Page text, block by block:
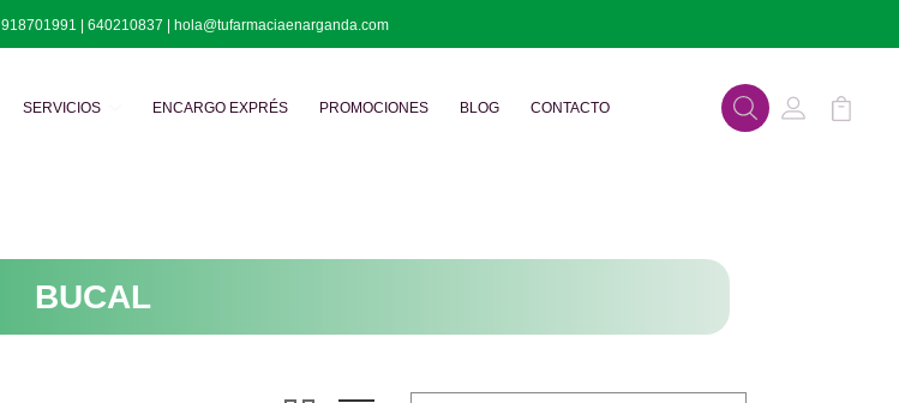
918701991 | 640210837 | hola@tufarmaciaenarganda.com
SERVICIOS ENCARGO EXPRÉS PROMOCIONES BLOG CONTACTO BuscarMi Cuenta
Mi
BUCAL